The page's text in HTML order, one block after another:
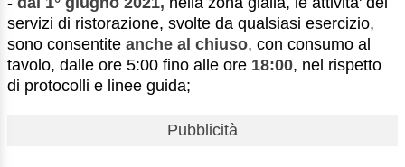
servizi di ristorazione, svolte da qualsiasi esercizio,
sono consentite anche al chiuso, con consumo al
tavolo, dalle ore 5:00 fino alle ore 18:00, nel rispetto
di protocolli e linee guida;
Pubblicità